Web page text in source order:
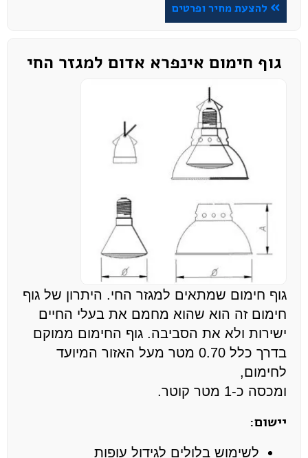
להצעת מחיר ופרטים
גוף חימום אינפרא אדום למגזר החי
גוף חימום שמתאים למגזר החי. היתרון של גוף
חימום זה הוא שהוא מחמם את בעלי החיים
ישירות ולא את הסביבה. גוף החימום ממוקם
בדרך כלל 0.70 מטר מעל האזור המיועד
לחימום,
ומכסה כ-1 מטר קוטר.
יישום:
לשימוש בלולים לגידול עופות